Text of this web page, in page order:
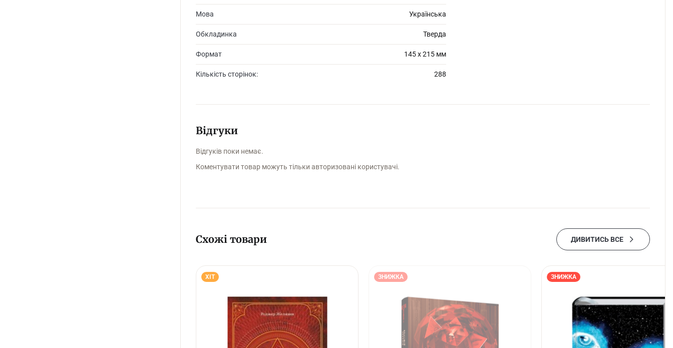
Мова Українська
Обкладинка Тверда
Формат 145 х 215 мм
Кількість сторінок: 288
Відгуки
Відгуків поки немає.
Коментувати товар можуть тільки авторизовані користувачі.
Схожі товари ДИВИТИСЬ ВСЕ
ХІТ ЗНИЖКА ЗНИЖКА